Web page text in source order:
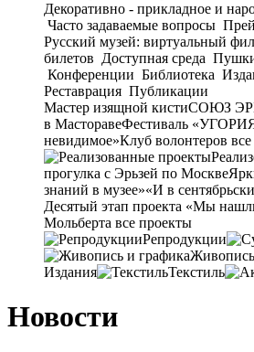
Декоративно - прикладное и
Часто задаваемые вопросы
Русский музей: виртуальный
билетов Доступная среда
Конференции Библиотека
Реставрация Публикации
Мастер изящной кистиСОЮЗ
в МасторавеФестиваль
невидимое»Клуб волонтеров
прогулка с Эрьзей по Москве
знаний в музее»«И в
Десятый этап проекта «Мы
Мольберта все проекты
Репродукции
Издания
Текстиль
Новости